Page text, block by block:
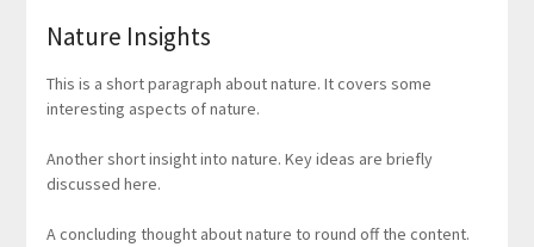
Nature Insights
This is a short paragraph about nature. It covers some
interesting aspects of nature.
Another short insight into nature. Key ideas are briefly
discussed here.
A concluding thought about nature to round off the content.